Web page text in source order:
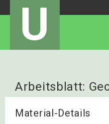
U
Arbeitsblatt:
Alpenländer
Material-Details